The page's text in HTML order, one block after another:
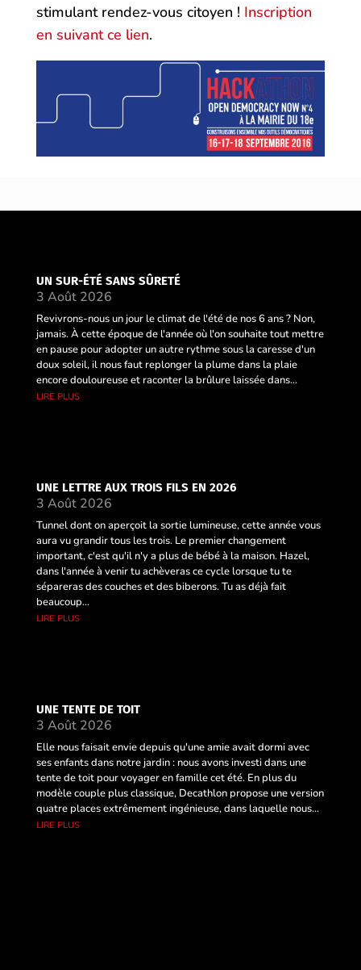
stimulant rendez-vous citoyen ! Inscription
en suivant ce lien.
UN SUR-ÉTÉ SANS SÛRETÉ
3 Août 2026
Revivrons-nous un jour le climat de l'été de nos 6 ans ? Non,
jamais. À cette époque de l'année où l'on souhaite tout mettre
en pause pour adopter un autre rythme sous la caresse d'un
doux soleil, il nous faut replonger la plume dans la plaie
encore douloureuse et raconter la brûlure laissée dans...
lire plus
UNE LETTRE AUX TROIS FILS EN 2026
3 Août 2026
Tunnel dont on aperçoit la sortie lumineuse, cette année vous
aura vu grandir tous les trois. Le premier changement
important, c'est qu'il n'y a plus de bébé à la maison. Hazel,
dans l'année à venir tu achèveras ce cycle lorsque tu te
sépareras des couches et des biberons. Tu as déjà fait
beaucoup...
lire plus
UNE TENTE DE TOIT
3 Août 2026
Elle nous faisait envie depuis qu'une amie avait dormi avec
ses enfants dans notre jardin : nous avons investi dans une
tente de toit pour voyager en famille cet été. En plus du
modèle couple plus classique, Decathlon propose une version
quatre places extrêmement ingénieuse, dans laquelle nous...
lire plus